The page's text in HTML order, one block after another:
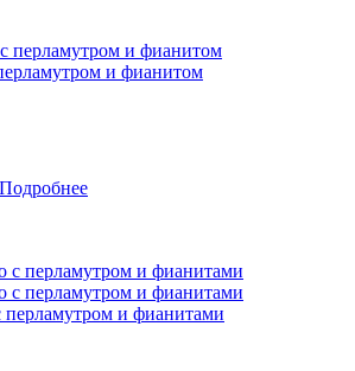
и фианитом
Подробнее
перламутром и фианитами